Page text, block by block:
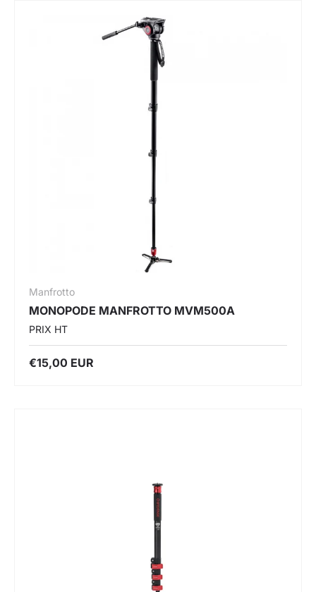
Manfrotto
MONOPODE MANFROTTO MVM500A
PRIX HT
€15,00 EUR